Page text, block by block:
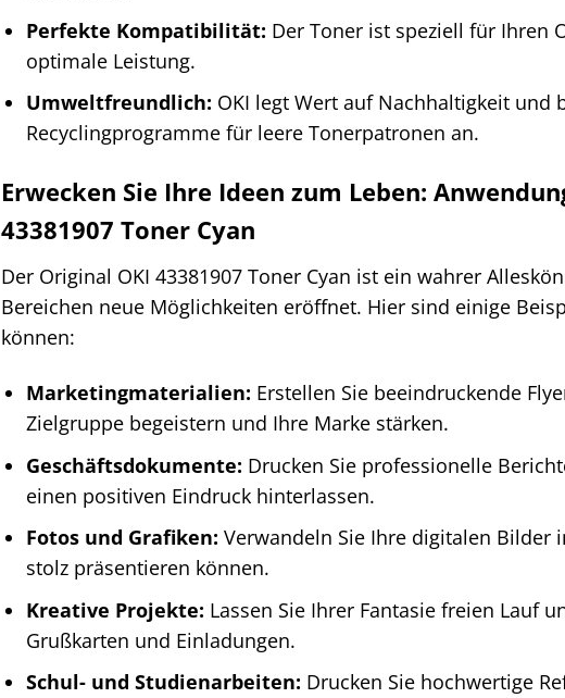
Perfekte Kompatibilität: Der Toner ist speziell für Ihren
optimale Leistung.
Umweltfreundlich: OKI legt Wert auf Nachhaltigkeit
Recyclingprogramme für leere Tonerpatronen an.
Erwecken Sie Ihre Ideen zum Leben:
43381907 Toner Cyan
Der Original OKI 43381907 Toner Cyan ist ein wahrer
Bereichen neue Möglichkeiten eröffnet. Hier sind einige
können:
Marketingmaterialien: Erstellen Sie beeindruckende
Zielgruppe begeistern und Ihre Marke stärken.
Geschäftsdokumente: Drucken Sie professionelle
einen positiven Eindruck hinterlassen.
Fotos und Grafiken: Verwandeln Sie Ihre digitalen Bilder
stolz präsentieren können.
Kreative Projekte: Lassen Sie Ihrer Fantasie freien Lauf
Grußkarten und Einladungen.
Schul- und Studienarbeiten: Drucken Sie hochwertige